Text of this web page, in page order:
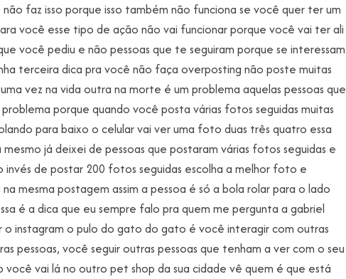
faz isso porque isso também não funciona se você quer ter um
você esse tipo de ação não vai funcionar porque você vai ter ali
você pediu e não pessoas que te seguiram porque se interessam
terceira dica pra você não faça overposting não poste muitas
vez na vida outra na morte é um problema aquelas pessoas que
porque quando você posta várias fotos seguidas muitas
para baixo o celular vai ver uma foto duas três quatro essa
já deixei de pessoas que postaram várias fotos seguidas e
de postar 200 fotos seguidas escolha a melhor foto e
mesma postagem assim a pessoa é só a bola rolar para o lado
é a dica que eu sempre falo pra quem me pergunta a gabriel
instagram o pulo do gato do gato é você interagir com outras
pessoas, você seguir outras pessoas que tenham a ver com o seu
vai lá no outro pet shop da sua cidade vê quem é que está